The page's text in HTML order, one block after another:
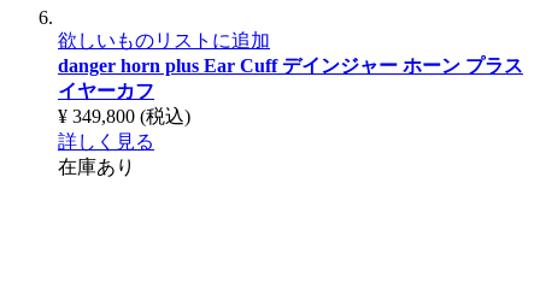
欲しいものリストに追加
danger horn plus Ear Cuffデインジャー ホーン プラス
イヤーカフ
¥ 349,800 (税込)
詳しく見る
在庫あり